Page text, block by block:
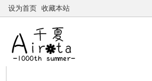
设为首页 收藏本站